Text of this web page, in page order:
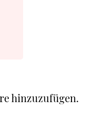
hinzuzufügen.